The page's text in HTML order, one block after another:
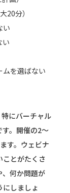
20分）
い
い
ムを選ばない
にバーチャル
。開催の2〜
す。ウェビナ
ことがたくさ
、何か問題が
しましょ